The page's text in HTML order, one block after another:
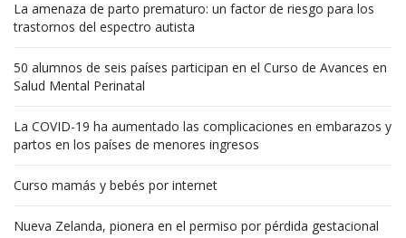
La amenaza de parto prematuro: un factor de riesgo para los
trastornos del espectro autista
50 alumnos de seis países participan en el Curso de Avances en
Salud Mental Perinatal
La COVID-19 ha aumentado las complicaciones en embarazos y
partos en los países de menores ingresos
Curso mamás y bebés por internet
Nueva Zelanda, pionera en el permiso por pérdida gestacional